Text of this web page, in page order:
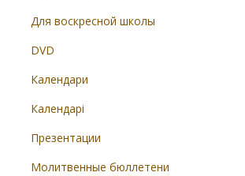
Для воскресной школы
DVD
Календари
Календарі
Презентации
Молитвенные бюллетени